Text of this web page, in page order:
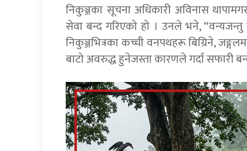
निकुञ्जका सूचना अधिकारी अविनास
सेवा बन्द गरिएको हो । उनले भने, “वन्यजन्तु
निकुञ्जभित्रका कच्ची वनपथहरू बिग्रिने,
बाटो अवरुद्ध हुनेजस्ता कारणले गर्दा सफारी